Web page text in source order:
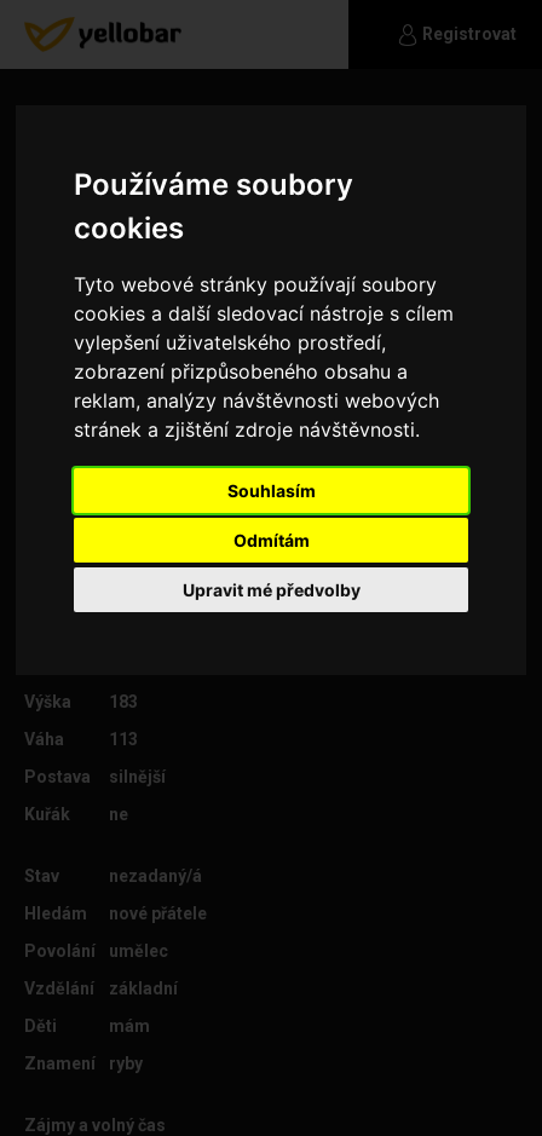
Používáme soubory
cookies
Tyto webové stránky používají soubory
cookies a další sledovací nástroje s cílem
vylepšení uživatelského prostředí,
zobrazení přizpůsobeného obsahu a
reklam, analýzy návštěvnosti webových
stránek a zjištění zdroje návštěvnosti.
Souhlasím
Odmítám
Upravit mé předvolby
Registrovat
David.
Výška
183
Váha
113
Postava
silnější
Kuřák
ne
Stav
nezadaný/á
Hledám
nové přátele
Povolání
umělec
Vzdělání
základní
Děti
mám
Znamení
ryby
Zájmy a volný čas